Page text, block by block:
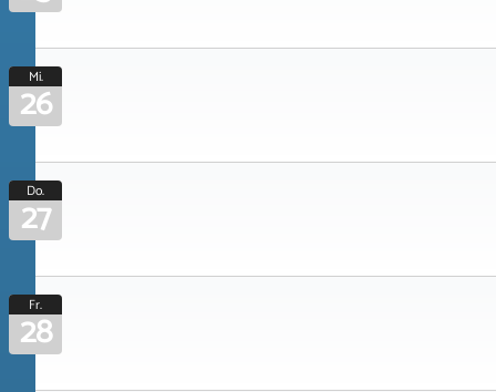
Mi.
26
Do.
27
Fr.
28